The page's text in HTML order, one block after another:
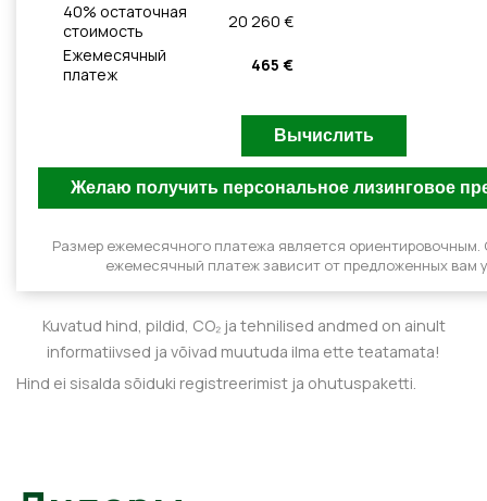
40% остаточная
стоимость
20 260 €
Ежемесячный
платеж
465 €
Размер ежемесячного платежа является
ежемесячный платеж зависит от предложенных вам
Kuvatud hind, pildid, CO₂ ja tehnilised andmed on ainult
informatiivsed ja võivad muutuda ilma ette teatamata!
Hind ei sisalda sõiduki registreerimist ja ohutuspaketti.